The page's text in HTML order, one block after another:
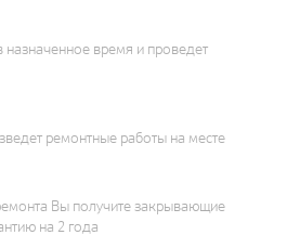
назначенное время и проведет
ремонтные работы на месте
Вы получите закрывающие
на 2 года